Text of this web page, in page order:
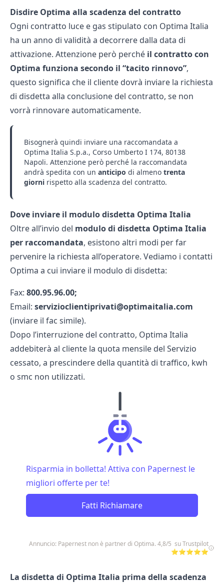
Disdire Optima alla scadenza del contratto
Ogni contratto luce e gas stipulato con Optima Italia
ha un anno di validità a decorrere dalla data di
attivazione. Attenzione però perché il contratto con
Optima funziona secondo il “tacito rinnovo”,
questo significa che il cliente dovrà inviare la richiesta
di disdetta alla conclusione del contratto, se non
vorrà rinnovare automaticamente.
Bisognerà quindi inviare una raccomandata a
Optima Italia S.p.a., Corso Umberto I 174, 80138
Napoli. Attenzione però perché la raccomandata
andrà spedita con un anticipo di almeno trenta
giorni rispetto alla scadenza del contratto.
Dove inviare il modulo disdetta Optima Italia
Oltre all’invio del modulo di disdetta Optima Italia
per raccomandata, esistono altri modi per far
pervenire la richiesta all’operatore. Vediamo i contatti
Optima a cui inviare il modulo di disdetta:
Fax: 800.95.96.00;
Email: servizioclientiprivati@optimaitalia.com
(inviare il fac simile).
Dopo l’interruzione del contratto, Optima Italia
addebiterà al cliente la quota mensile del Servizio
cessato, a prescindere della quantità di traffico, kwh
o smc non utilizzati.
Risparmia in bolletta! Attiva con Papernest le
migliori offerte per te!
Fatti Richiamare
Annuncio: Papernest non è partner di Optima. 4,8/5 su Trustpilot
⭐⭐⭐⭐⭐
La disdetta di Optima Italia prima della scadenza